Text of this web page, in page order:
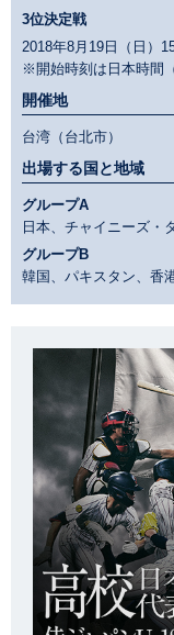
3位決定戦
2018年8月19日（日）
※開始時刻は日本時間
開催地
台湾（台北市）
出場する国と地域
グループA
日本、チャイニーズ・
グループB
韓国、パキスタン、香